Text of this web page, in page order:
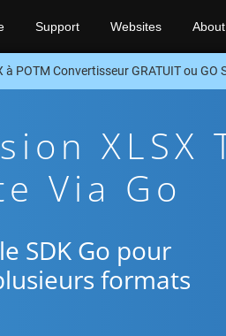
Support Websites About
POTM Convertisseur GRATUIT ou GO
XLSX
Via Go
SDK Go pour
formats